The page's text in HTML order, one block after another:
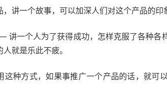
讲一个故事，可以加深人们对这个产品的印
讲一个人为了获得成功，怎样克服了各种各
就是乐此不疲。
这种方式，如果事推广一个产品的话，就可